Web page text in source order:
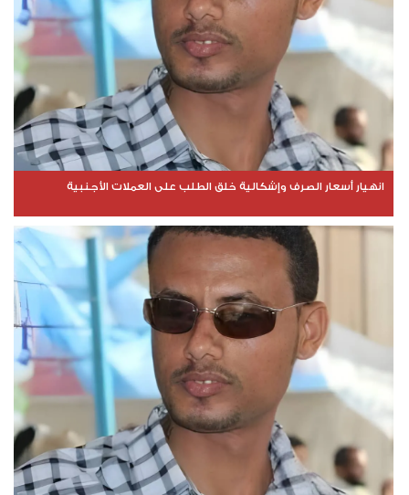
انهيار أسعار الصرف وإشكالية خلق الطلب على العملات الأجنبية